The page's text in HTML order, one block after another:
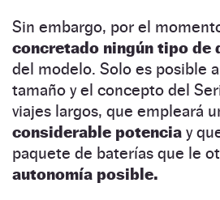
Sin embargo, por el
concretado ningún tipo de
del modelo. Solo es posible
tamaño y el concepto del
viajes largos, que empleará
considerable potencia y
paquete de baterías que le
autonomía posible.